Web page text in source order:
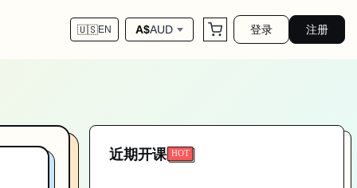
🇺🇸EN A$AUD 登录 注册
近期开课